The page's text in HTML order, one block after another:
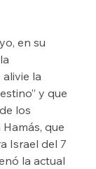
en su
la
y que
los
que
Israel del 7
la actual